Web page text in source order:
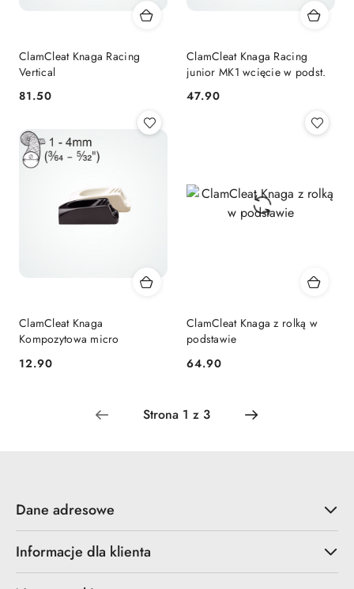
ClamCleat Knaga Racing
Vertical
Cena:
81.50
ClamCleat Knaga Racing
junior MK1 wcięcie w podst.
Cena:
47.90
ClamCleat Knaga
Kompozytowa micro
Cena:
12.90
ClamCleat Knaga z rolką w
podstawie
Cena:
64.90
Dane adresowe
Informacje dla klienta